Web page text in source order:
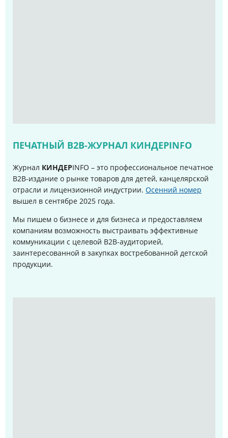
ПЕЧАТНЫЙ B2B-ЖУРНАЛ КИНДЕРINFO
Журнал КИНДЕРINFO – это профессиональное печатное
B2B-издание о рынке товаров для детей, канцелярской
отрасли и лицензионной индустрии. Осенний номер
вышел в сентябре 2025 года.
Мы пишем о бизнесе и для бизнеса и предоставляем
компаниям возможность выстраивать эффективные
коммуникации с целевой B2B-аудиторией,
заинтересованной в закупках востребованной детской
продукции.